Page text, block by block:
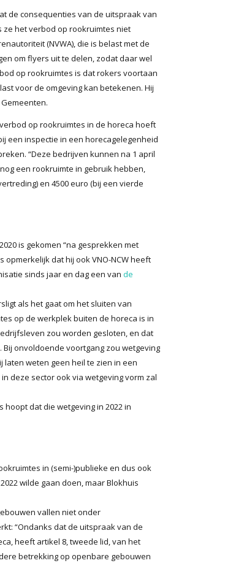
de consequenties van de uitspraak van
ze het verbod op rookruimtes niet
(NVWA), die is belast met de
om flyers uit te delen, zodat daar wel
op rookruimtes is dat rokers voortaan
voor de omgeving kan betekenen. Hij
op rookruimtes in de horeca hoeft
een inspectie in een horecagelegenheid
“Deze bedrijven kunnen na 1 april
een rookruimte in gebruik hebben,
en 4500 euro (bij een vierde
is gekomen “na gesprekken met
opmerkelijk dat hij ook VNO-NCW heeft
sinds jaar en dag een van de
als het gaat om het sluiten van
op de werkplek buiten de horeca is in
zou worden gesloten, en dat
onvoldoende voortgang zou wetgeving
laten weten geen heil te zien in een
deze sector ook via wetgeving vorm zal
hoopt dat die wetgeving in 2022 in
in (semi-)publieke en dus ook
wilde gaan doen, maar Blokhuis
vallen niet onder
“Ondanks dat de uitspraak van de
heeft artikel 8, tweede lid, van het
betrekking op openbare gebouwen